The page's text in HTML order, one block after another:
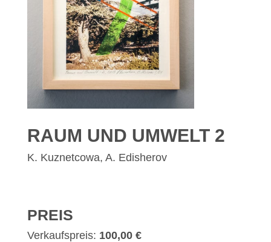
RAUM UND UMWELT 2
K. Kuznetcowa, A. Edisherov
PREIS
Verkaufspreis: 100,00 €